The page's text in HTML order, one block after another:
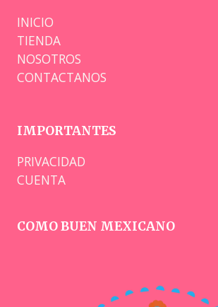
INICIO
TIENDA
NOSOTROS
CONTACTANOS
IMPORTANTES
PRIVACIDAD
CUENTA
COMO BUEN MEXICANO